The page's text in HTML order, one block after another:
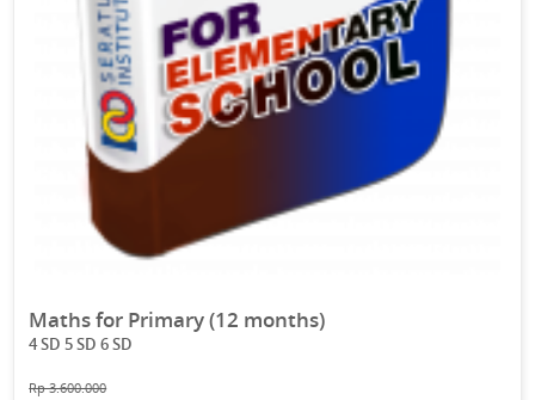
Maths for Primary (12 months)
4 SD 5 SD 6 SD
Rp 3.600.000